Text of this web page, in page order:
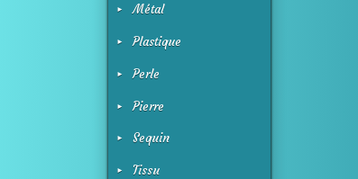
Métal
Plastique
Perle
Pierre
Sequin
Tissu